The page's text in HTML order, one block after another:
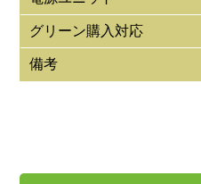
グリーン購入対応
備考